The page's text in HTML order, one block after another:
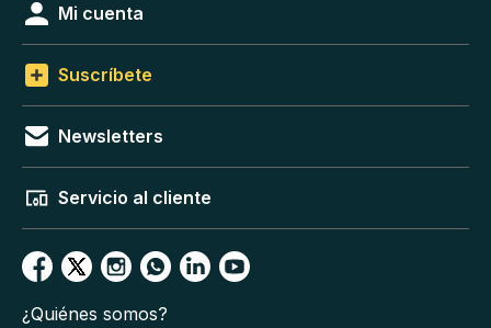
Mi cuenta
Suscríbete
Newsletters
Servicio al cliente
¿Quiénes somos?